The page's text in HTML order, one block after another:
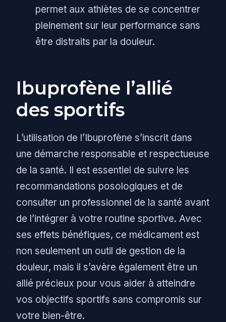
permet aux athlètes de se concentrer
pleinement sur leur performance sans
être distraits par la douleur.
Ibuprofène l’allié
des sportifs
L’utilisation de l’Ibuprofène s’inscrit dans
une démarche responsable et respectueuse
de la santé. Il est essentiel de suivre les
recommandations posologiques et de
consulter un professionnel de la santé avant
de l’intégrer à votre routine sportive. Avec
ses effets bénéfiques, ce médicament est
non seulement un outil de gestion de la
douleur, mais il s’avère également être un
allié précieux pour vous aider à atteindre
vos objectifs sportifs sans compromis sur
votre bien-être.